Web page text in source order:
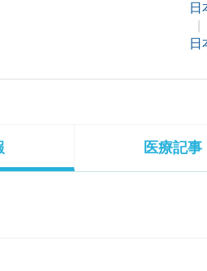
日
日
医療記事